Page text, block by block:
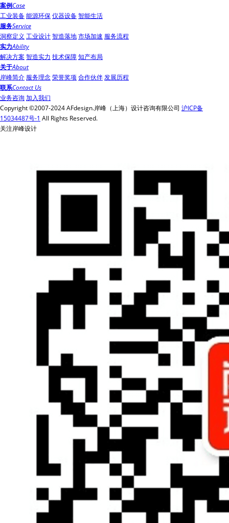
案例Case
工业装备能源环保仪器设备智能生活
服务Service
洞察定义 工业设计智造落地市场加速 服务流程
实力Ability
解决方案 智造实力 技术保障知产布局
关于About
岸峰简介 服务理念荣誉奖项合作伙伴发展历程
联系Contact Us
业务咨询 加入我们
Copyright ©2007-2024 AFdesign.岸峰（上海）设计咨询有限公司 沪ICP备
15034487号-1 All Rights Reserved.
关注岸峰设计